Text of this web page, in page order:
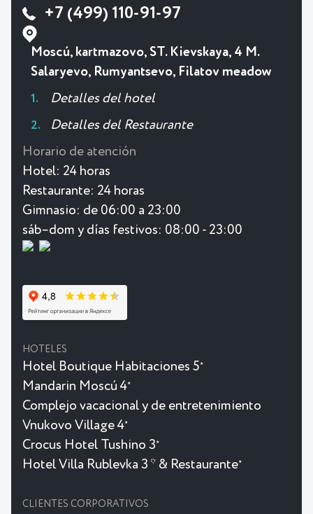
+7 (499) 110-91-97
Moscú, kartmazovo, ST. Kievskaya, 4 M.
Salaryevo, Rumyantsevo, Filatov meadow
Detalles del hotel
Detalles del Restaurante
Horario de atención
Hotel: 24 horas
Restaurante: 24 horas
Gimnasio: de 06:00 a 23:00
sáb–dom y días festivos: 08:00 - 23:00
HOTELES
Hotel Boutique Habitaciones 5★
Mandarin Moscú 4★
Complejo vacacional y de entretenimiento
Vnukovo Village 4★
Crocus Hotel Tushino 3★
Hotel Villa Rublevka 3 * & Restaurante★
CLIENTES CORPORATIVOS